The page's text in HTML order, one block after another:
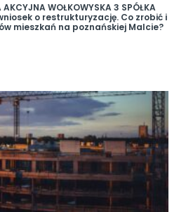
AKCYJNA WOŁKOWYSKA 3 SPÓŁKA
o restrukturyzację. Co zrobić i
mieszkań na poznańskiej Malcie?